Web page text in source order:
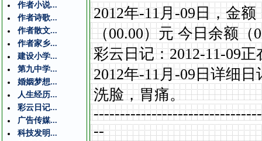
作者小说...
作者诗歌...
作者散文...
作者家乡...
建设小学...
第九中学...
婚姻梦想...
人生经历...
彩云日记...
广告传媒...
科技发明...
2012年-11月-09日，金额
（00.00）元 今日余额（
彩云日记：2012-11-09正
2012年-11月-09日详细日
洗脸，胃痛。
--